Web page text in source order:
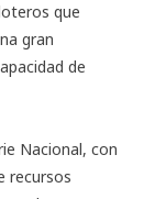
que
gran
de
Nacional, con
recursos